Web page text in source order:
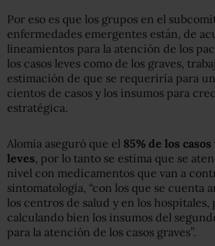
Por eso es que los grupos en el
enfermedades emergentes están, de
lineamientos para la atención de los
los casos leves como de los graves,
estimación de que se requeriría para
cientos de casos y los insumos para
estratégica.
Alomia aseguró que el 85% de los
leves , por lo tanto se estima que se
nivel con medicamentos que van a
sintomatología, “con los que se cuenta
los centros de salud y en los hospitales,
calculando bien los insumos del
para la atención de los casos graves”.